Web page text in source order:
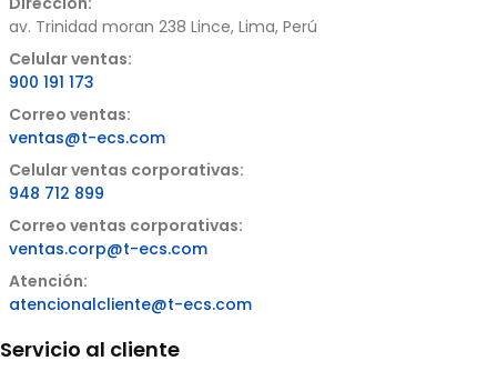
av. Trinidad moran 238 Lince, Lima, Perú
Celular ventas:
900 191 173
Correo ventas:
ventas@t-ecs.com
Celular ventas corporativas:
948 712 899
Correo ventas corporativas:
ventas.corp@t-ecs.com
Atención:
atencionalcliente@t-ecs.com
Servicio al cliente